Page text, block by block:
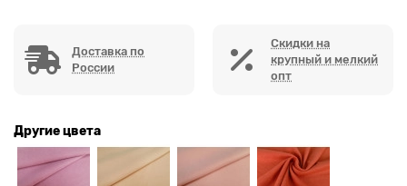
Доставка по
России
Скидки на
крупный и мелкий
опт
Другие цвета